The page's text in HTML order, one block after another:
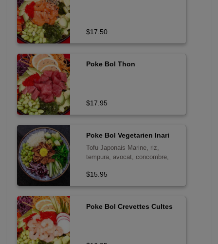
$17.50
Poke Bol Thon
$17.95
Poke Bol Vegetarien Inari
Tofu Japonais Marine, riz,
tempura, avocat, concombre,
sauce maison, teriyaki, mayo
epicee legere, sesame, nori,
mango.
$15.95
Poke Bol Crevettes Cultes